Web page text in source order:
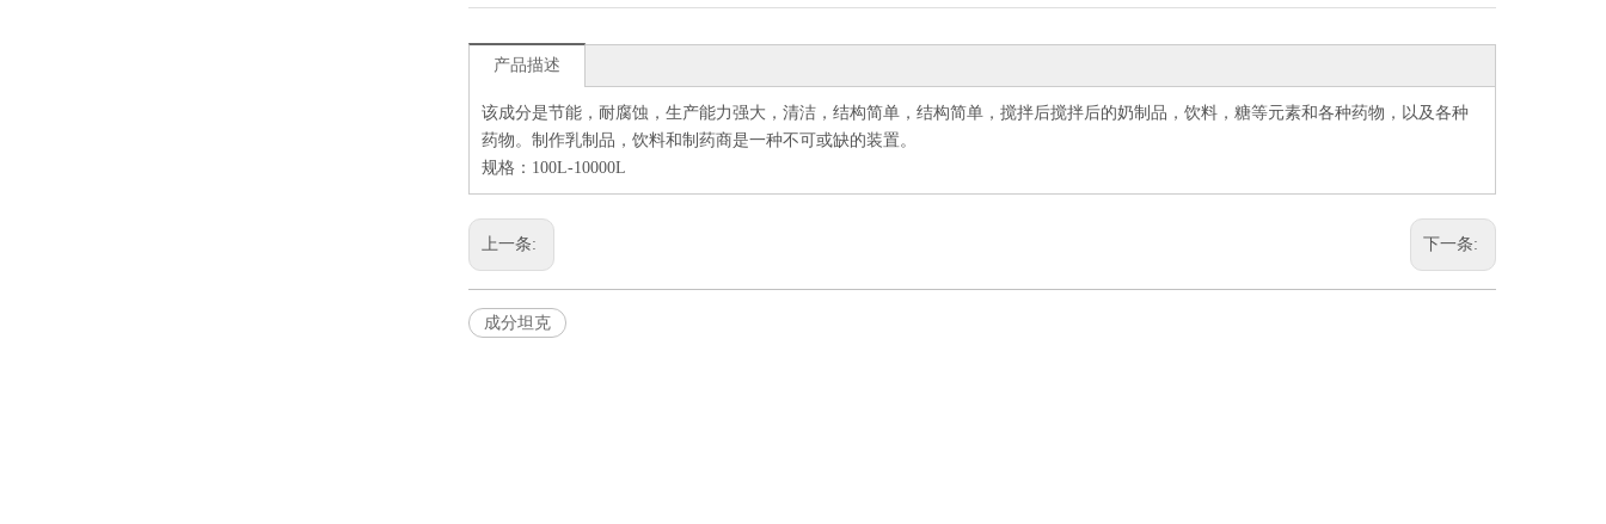
产品描述
该成分是节能，耐腐蚀，生产能力强大，清洁，结构简单，结构简单，搅拌后搅拌后的奶制品，饮料，糖等元素和各种药物，以及各种
药物。制作乳制品，饮料和制药商是一种不可或缺的装置。
规格：100L-10000L
上一条: 下一条:
成分坦克